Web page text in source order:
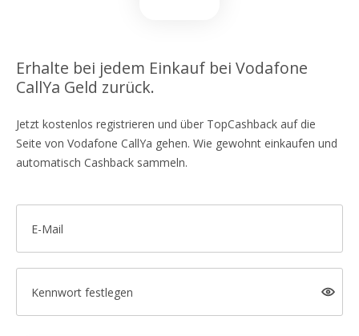
Erhalte bei jedem Einkauf bei Vodafone
CallYa Geld zurück.
Jetzt kostenlos registrieren und über TopCashback auf die
Seite von Vodafone CallYa gehen. Wie gewohnt einkaufen und
automatisch Cashback sammeln.
E-Mail
Kennwort festlegen